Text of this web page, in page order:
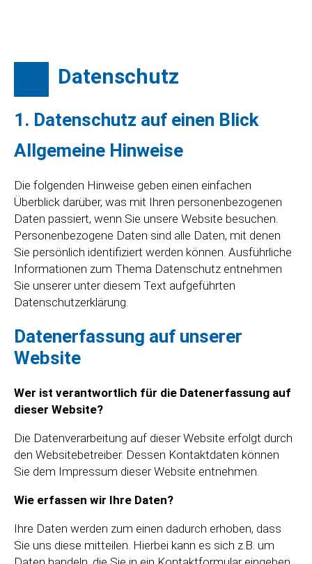
Datenschutz
1. Datenschutz auf einen Blick
Allgemeine Hinweise
Die folgenden Hinweise geben einen einfachen
Überblick darüber, was mit Ihren personenbezogenen
Daten passiert, wenn Sie unsere Website besuchen.
Personenbezogene Daten sind alle Daten, mit denen
Sie persönlich identifiziert werden können. Ausführliche
Informationen zum Thema Datenschutz entnehmen
Sie unserer unter diesem Text aufgeführten
Datenschutzerklärung.
Datenerfassung auf unserer
Website
Wer ist verantwortlich für die Datenerfassung auf
dieser Website?
Die Datenverarbeitung auf dieser Website erfolgt durch
den Websitebetreiber. Dessen Kontaktdaten können
Sie dem Impressum dieser Website entnehmen.
Wie erfassen wir Ihre Daten?
Ihre Daten werden zum einen dadurch erhoben, dass
Sie uns diese mitteilen. Hierbei kann es sich z.B. um